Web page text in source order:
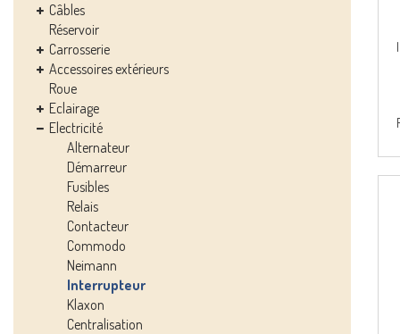
Câbles
Réservoir
Carrosserie
Accessoires extérieurs
Roue
Eclairage
Electricité
Alternateur
Démarreur
Fusibles
Relais
Contacteur
Commodo
Neimann
Interrupteur
Klaxon
Centralisation